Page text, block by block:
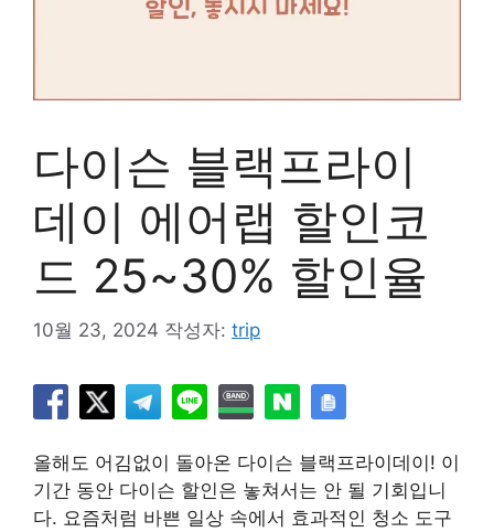
다이슨 블랙프라이
데이 에어랩 할인코
드 25~30% 할인율
10월 23, 2024 작성자: trip
올해도 어김없이 돌아온 다이슨 블랙프라이데이! 이
기간 동안 다이슨 할인은 놓쳐서는 안 될 기회입니
다. 요즘처럼 바쁜 일상 속에서 효과적인 청소 도구